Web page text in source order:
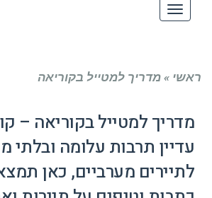
תפריט
ראשי » מדריך למטייל בקוריאה
מדריך למטייל בקוריאה –
עדיין תרבות עלומה ובלתי
לתיירים מערביים, כאן